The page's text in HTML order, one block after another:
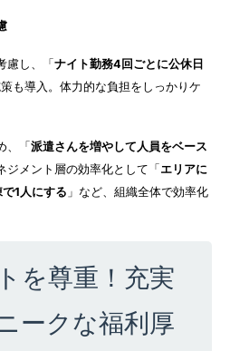
慮し、「 ナイト勤務4回ごとに公休日
も導入。体力的な負担をしっかりケ
、「 派遣さんを増やして人員をベース
ジメント層の効率化として「 エリアに
1人にする 」など、組織全体で効率化
を尊重！充実
ークな福利厚